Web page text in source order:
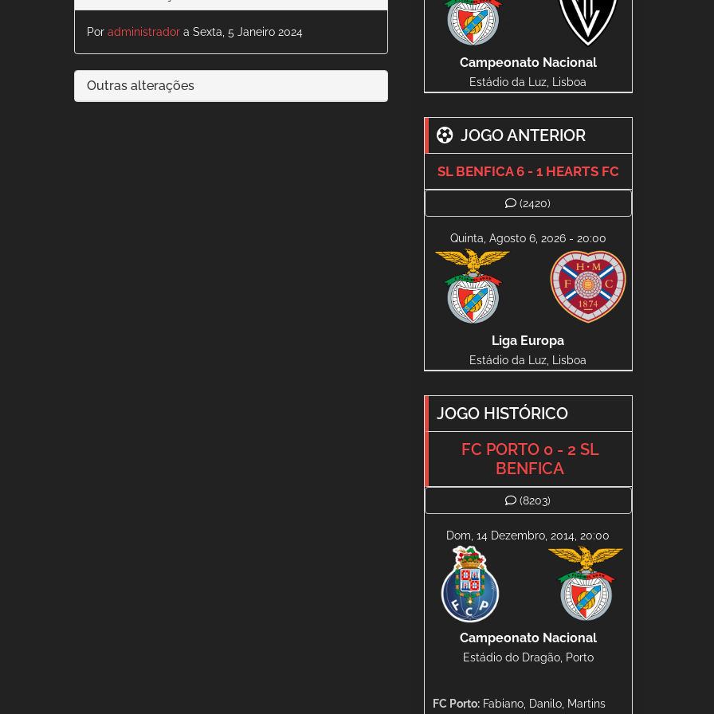
Por administradora Sexta, 5 Janeiro 2024
Outras alterações
Campeonato Nacional
Estádio da Luz, Lisboa
JOGO ANTERIOR
SL BENFICA 6 - 1 HEARTS FC
(2420)
Quinta, Agosto 6, 2026 - 20:00
Liga Europa
Estádio da Luz, Lisboa
JOGO HISTÓRICO
FC PORTO 0 - 2 SL
BENFICA
(8203)
Dom, 14 Dezembro, 2014, 20:00
Campeonato Nacional
Estádio do Dragão, Porto
FC Porto:Fabiano, Danilo, Martins